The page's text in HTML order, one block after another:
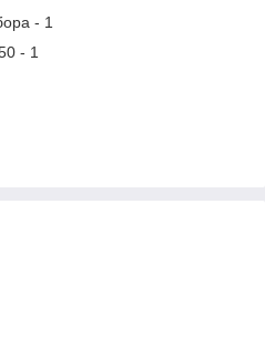
- 1
- 1